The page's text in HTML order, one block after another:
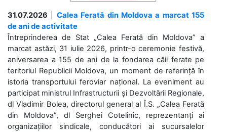
31.07.2026
Calea Ferată din Moldova a marcat 155
de ani de activitate
Întreprinderea de Stat „Calea Ferată din Moldova” a
marcat astăzi, 31 iulie 2026, printr-o ceremonie festivă,
aniversarea a 155 de ani de la fondarea căii ferate pe
teritoriul Republicii Moldova, un moment de referință în
istoria transportului feroviar național. La eveniment au
participat ministrul Infrastructurii și Dezvoltării Regionale,
dl Vladimir Bolea, directorul general al Î.S. „Calea Ferată
din Moldova”, dl Serghei Cotelinic, reprezentanți ai
organizațiilor sindicale, conducători ai sucursalelor